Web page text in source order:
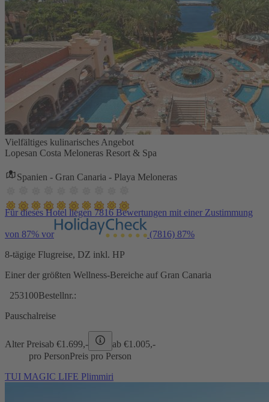
Vielfältiges kulinarisches Angebot
Lopesan Costa Meloneras Resort & Spa
Spanien - Gran Canaria - Playa Meloneras
Für dieses Hotel liegen 7816 Bewertungen mit einer Zustimmung
von 87% vor (7816) 87%
8-tägige Flugreise, DZ inkl. HP
Einer der größten Wellness-Bereiche auf Gran Canaria
253100Bestellnr.:
Pauschalreise
Alter Preisab €1.699,- ab €1.005,-
pro PersonPreis pro Person
TUI MAGIC LIFE Plimmiri